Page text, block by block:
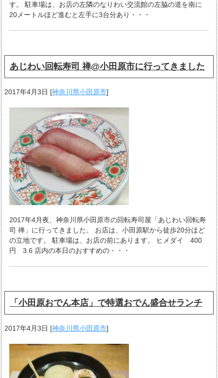
す。 駐車場は、お店の左隣のなりわい交流館の左脇の道を南に
20メートルほど進むと左手に3台分あり・・・
あじわい回転寿司 禅@小田原市に行ってきました
2017年4月3日 [神奈川県小田原市]
2017年4月夜、神奈川県小田原市の回転寿司屋「あじわい回転寿
司 禅」に行ってきました。 お店は、小田原駅から徒歩20分ほど
の立地です。 駐車場は、お店の前にあります。 ヒメダイ 400
円 3.6 店内の本日のおすすめの・・・
「小田原おでん本店」で特選おでん盛合せランチ
2017年4月3日 [神奈川県小田原市]